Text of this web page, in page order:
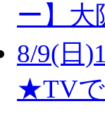
ー】大
8/9(日
★TVで